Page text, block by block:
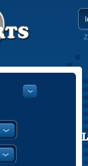
POLISH